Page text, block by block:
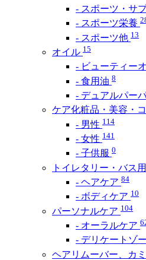
- スポーツ・サ
- スポーツ栄養
- スポーツ他 13
オイル 15
- ビューティー
- 食用油 8
- デュアルパー
ケア化粧品・美容・
- 男性 114
- 女性 141
- 子供服 0
トイレタリー・バス
- ヘアケア 84
- ボディケア 10
パーソナルケア 104
- オーラルケア
- デリケートゾ
ヘアリムーバー、カ